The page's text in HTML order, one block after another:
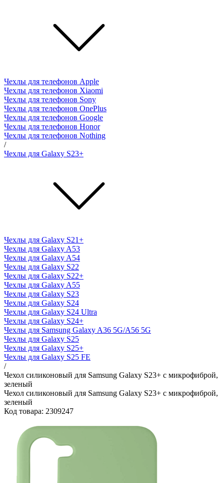
Чехлы для телефонов Apple
Чехлы для телефонов Xiaomi
Чехлы для телефонов Sony
Чехлы для телефонов OnePlus
Чехлы для телефонов Google
Чехлы для телефонов Honor
Чехлы для телефонов Nothing
/
Чехлы для Galaxy S23+
Чехлы для Galaxy S21+
Чехлы для Galaxy A53
Чехлы для Galaxy A54
Чехлы для Galaxy S22
Чехлы для Galaxy S22+
Чехлы для Galaxy A55
Чехлы для Galaxy S23
Чехлы для Galaxy S24
Чехлы для Galaxy S24 Ultra
Чехлы для Galaxy S24+
Чехлы для Samsung Galaxy A36 5G/A56 5G
Чехлы для Galaxy S25
Чехлы для Galaxy S25+
Чехлы для Galaxy S25 FE
/
Чехол силиконовый для Samsung Galaxy S23+ с микрофиброй,
зеленый
Чехол силиконовый для Samsung Galaxy S23+ с микрофиброй,
зеленый
Код товара: 2309247